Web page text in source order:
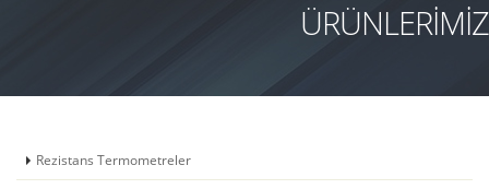
ÜRÜNLERİMİZ
Rezistans Termometreler